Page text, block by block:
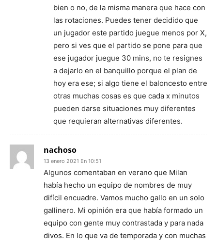
bien o no, de la misma manera que hace con
las rotaciones. Puedes tener decidido que
un jugador este partido juegue menos por X,
pero si ves que el partido se pone para que
ese jugador juegue 30 mins, no te resignes
a dejarlo en el banquillo porque el plan de
hoy era ese; si algo tiene el baloncesto entre
otras muchas cosas es que cada x minutos
pueden darse situaciones muy diferentes
que requieran alternativas diferentes.
nachoso
13 enero 2021 En 10:51
Algunos comentaban en verano que Milan
había hecho un equipo de nombres de muy
difícil encuadre. Vamos mucho gallo en un solo
gallinero. Mi opinión era que había formado un
equipo con gente muy contrastada y para nada
divos. En lo que va de temporada y con muchas